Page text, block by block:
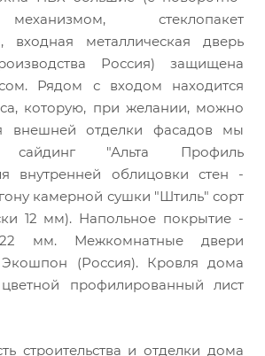
стеклопакет
входная металлическая дверь
Россия) защищена
Рядом с входом находится
которую, при желании, можно
внешней отделки фасадов мы
сайдинг "Альта Профиль
внутренней облицовки стен -
камерной сушки "Штиль" сорт
12 мм). Напольное покрытие -
мм. Межкомнатные двери
(Россия). Кровля дома
профилированный лист
строительства и отделки дома